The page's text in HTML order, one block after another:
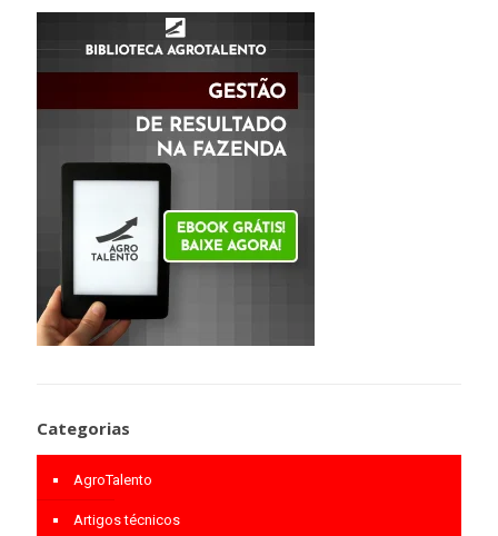
Categorias
AgroTalento
Artigos técnicos